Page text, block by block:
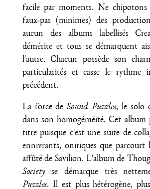
facile par moments. Ne chipotons
faux-pas (minimes) des
aucun des albums labellisés
démérite et tous se démarquent
l'autre. Chacun possède son
particularités et casse le rythme
précédent.
La force deSound Puzzles, le solo
dans son homogéméité. Cet album
titre puisque c'est une suite de
ennivrants, oniriques que parcourt
affûté de Savilion. L'album de
Societyse démarque très
Puzzles. Il est plus hétérogène,